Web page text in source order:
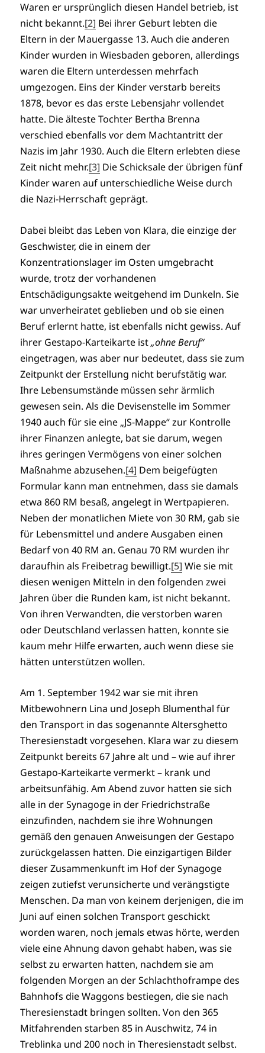
Waren er ursprünglich diesen Handel betrieb, ist
nicht bekannt.[2] Bei ihrer Geburt lebten die
Eltern in der Mauergasse 13. Auch die anderen
Kinder wurden in Wiesbaden geboren, allerdings
waren die Eltern unterdessen mehrfach
umgezogen. Eins der Kinder verstarb bereits
1878, bevor es das erste Lebensjahr vollendet
hatte. Die älteste Tochter Bertha Brenna
verschied ebenfalls vor dem Machtantritt der
Nazis im Jahr 1930. Auch die Eltern erlebten diese
Zeit nicht mehr.[3] Die Schicksale der übrigen fünf
Kinder waren auf unterschiedliche Weise durch
die Nazi-Herrschaft geprägt.
Dabei bleibt das Leben von Klara, die einzige der
Geschwister, die in einem der
Konzentrationslager im Osten umgebracht
wurde, trotz der vorhandenen
Entschädigungsakte weitgehend im Dunkeln. Sie
war unverheiratet geblieben und ob sie einen
Beruf erlernt hatte, ist ebenfalls nicht gewiss. Auf
ihrer Gestapo-Karteikarte ist„ohne Beruf“
eingetragen, was aber nur bedeutet, dass sie zum
Zeitpunkt der Erstellung nicht berufstätig war.
Ihre Lebensumstände müssen sehr ärmlich
gewesen sein. Als die Devisenstelle im Sommer
1940 auch für sie eine „JS-Mappe“ zur Kontrolle
ihrer Finanzen anlegte, bat sie darum, wegen
ihres geringen Vermögens von einer solchen
Maßnahme abzusehen.[4] Dem beigefügten
Formular kann man entnehmen, dass sie damals
etwa 860 RM besaß, angelegt in Wertpapieren.
Neben der monatlichen Miete von 30 RM, gab sie
für Lebensmittel und andere Ausgaben einen
Bedarf von 40 RM an. Genau 70 RM wurden ihr
daraufhin als Freibetrag bewilligt.[5] Wie sie mit
diesen wenigen Mitteln in den folgenden zwei
Jahren über die Runden kam, ist nicht bekannt.
Von ihren Verwandten, die verstorben waren
oder Deutschland verlassen hatten, konnte sie
kaum mehr Hilfe erwarten, auch wenn diese sie
hätten unterstützen wollen.
Am 1. September 1942 war sie mit ihren
Mitbewohnern Lina und Joseph Blumenthal für
den Transport in das sogenannte Altersghetto
Theresienstadt vorgesehen. Klara war zu diesem
Zeitpunkt bereits 67 Jahre alt und – wie auf ihrer
Gestapo-Karteikarte vermerkt – krank und
arbeitsunfähig. Am Abend zuvor hatten sie sich
alle in der Synagoge in der Friedrichstraße
einzufinden, nachdem sie ihre Wohnungen
gemäß den genauen Anweisungen der Gestapo
zurückgelassen hatten. Die einzigartigen Bilder
dieser Zusammenkunft im Hof der Synagoge
zeigen zutiefst verunsicherte und verängstigte
Menschen. Da man von keinem derjenigen, die im
Juni auf einen solchen Transport geschickt
worden waren, noch jemals etwas hörte, werden
viele eine Ahnung davon gehabt haben, was sie
selbst zu erwarten hatten, nachdem sie am
folgenden Morgen an der Schlachthoframpe des
Bahnhofs die Waggons bestiegen, die sie nach
Theresienstadt bringen sollten. Von den 365
Mitfahrenden starben 85 in Auschwitz, 74 in
Treblinka und 200 noch in Theresienstadt selbst.